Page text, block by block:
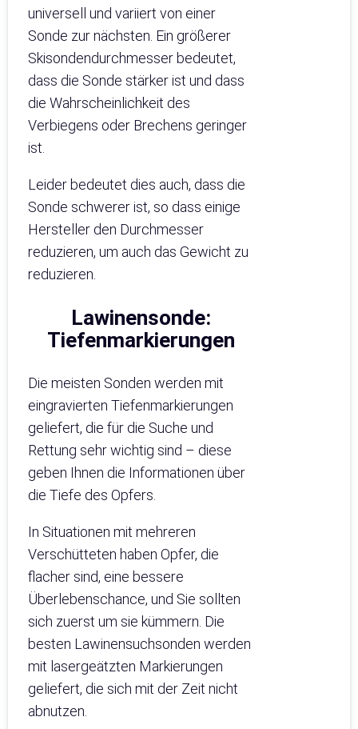
universell und variiert von einer
Sonde zur nächsten. Ein größerer
Skisondendurchmesser bedeutet,
dass die Sonde stärker ist und dass
die Wahrscheinlichkeit des
Verbiegens oder Brechens geringer
ist.
Leider bedeutet dies auch, dass die
Sonde schwerer ist, so dass einige
Hersteller den Durchmesser
reduzieren, um auch das Gewicht zu
reduzieren.
Lawinensonde:
Tiefenmarkierungen
Die meisten Sonden werden mit
eingravierten Tiefenmarkierungen
geliefert, die für die Suche und
Rettung sehr wichtig sind – diese
geben Ihnen die Informationen über
die Tiefe des Opfers.
In Situationen mit mehreren
Verschütteten haben Opfer, die
flacher sind, eine bessere
Überlebenschance, und Sie sollten
sich zuerst um sie kümmern. Die
besten Lawinensuchsonden werden
mit lasergeätzten Markierungen
geliefert, die sich mit der Zeit nicht
abnutzen.